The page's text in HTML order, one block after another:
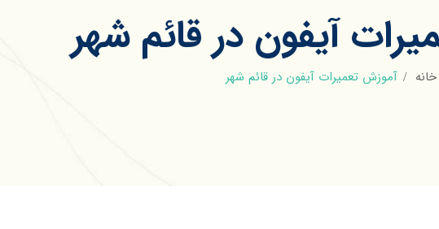
آیفون در قائم شهر
خانه آموزش تعمیرات آیفون در قائم شهر